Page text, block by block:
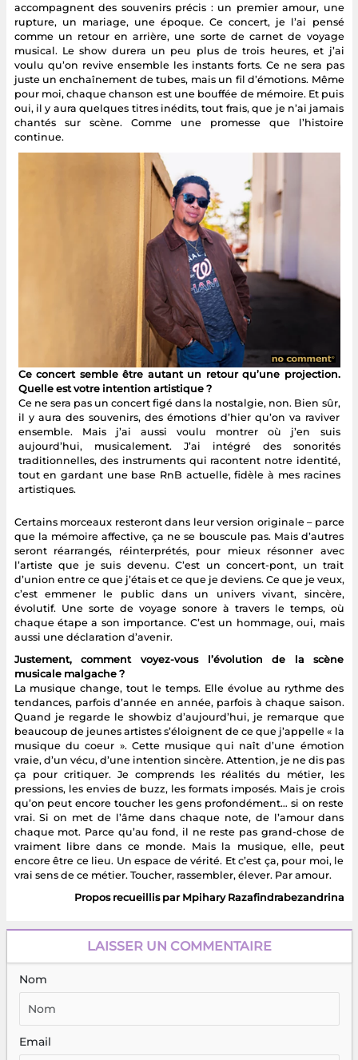
accompagnent des souvenirs précis : un premier amour, une
rupture, un mariage, une époque. Ce concert, je l’ai pensé
comme un retour en arrière, une sorte de carnet de voyage
musical. Le show durera un peu plus de trois heures, et j’ai
voulu qu’on revive ensemble les instants forts. Ce ne sera pas
juste un enchaînement de tubes, mais un fil d’émotions. Même
pour moi, chaque chanson est une bouffée de mémoire. Et puis
oui, il y aura quelques titres inédits, tout frais, que je n’ai jamais
chantés sur scène. Comme une promesse que l’histoire
continue.
Ce concert semble être autant un retour qu’une projection.
Quelle est votre intention artistique ?
Ce ne sera pas un concert figé dans la nostalgie, non. Bien sûr,
il y aura des souvenirs, des émotions d’hier qu’on va raviver
ensemble. Mais j’ai aussi voulu montrer où j’en suis
aujourd’hui, musicalement. J’ai intégré des sonorités
traditionnelles, des instruments qui racontent notre identité,
tout en gardant une base RnB actuelle, fidèle à mes racines
artistiques.
Certains morceaux resteront dans leur version originale – parce
que la mémoire affective, ça ne se bouscule pas. Mais d’autres
seront réarrangés, réinterprétés, pour mieux résonner avec
l’artiste que je suis devenu. C’est un concert-pont, un trait
d’union entre ce que j’étais et ce que je deviens. Ce que je veux,
c’est emmener le public dans un univers vivant, sincère,
évolutif. Une sorte de voyage sonore à travers le temps, où
chaque étape a son importance. C’est un hommage, oui, mais
aussi une déclaration d’avenir.
Justement, comment voyez-vous l’évolution de la scène
musicale malgache ?
La musique change, tout le temps. Elle évolue au rythme des
tendances, parfois d’année en année, parfois à chaque saison.
Quand je regarde le showbiz d’aujourd’hui, je remarque que
beaucoup de jeunes artistes s’éloignent de ce que j’appelle « la
musique du coeur ». Cette musique qui naît d’une émotion
vraie, d’un vécu, d’une intention sincère. Attention, je ne dis pas
ça pour critiquer. Je comprends les réalités du métier, les
pressions, les envies de buzz, les formats imposés. Mais je crois
qu’on peut encore toucher les gens profondément… si on reste
vrai. Si on met de l’âme dans chaque note, de l’amour dans
chaque mot. Parce qu’au fond, il ne reste pas grand-chose de
vraiment libre dans ce monde. Mais la musique, elle, peut
encore être ce lieu. Un espace de vérité. Et c’est ça, pour moi, le
vrai sens de ce métier. Toucher, rassembler, élever. Par amour.
Propos recueillis par Mpihary Razafindrabezandrina
LAISSER UN COMMENTAIRE
Nom
Email